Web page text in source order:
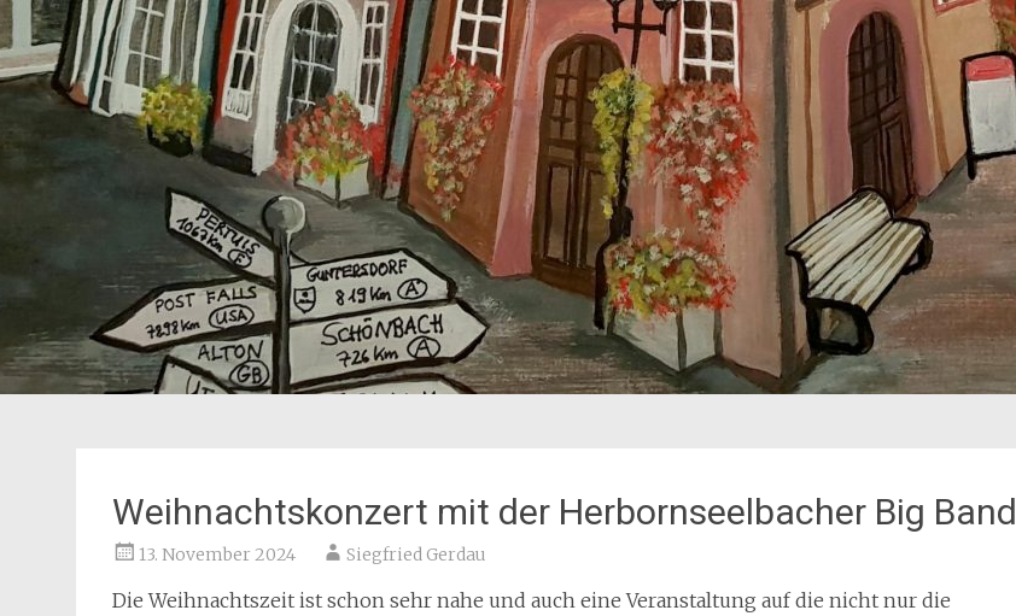
Weihnachtskonzert mit der Herbornseelbacher Big Band
13. November 2024 Siegfried Gerdau
Die Weihnachtszeit ist schon sehr nahe und auch eine Veranstaltung auf die nicht nur die